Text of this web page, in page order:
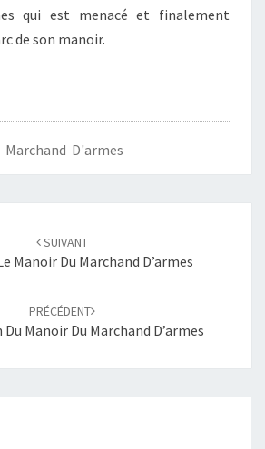
qui est menacé et finalement
de son manoir.
D'armes
SUIVANT
Manoir Du Marchand D’armes
PRÉCÉDENT
Manoir Du Marchand D’armes